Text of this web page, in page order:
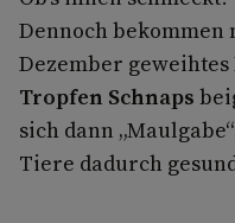
Dennoch bekommen
Dezember geweihtes
Tropfen Schnaps
sich dann
Tiere dadurch